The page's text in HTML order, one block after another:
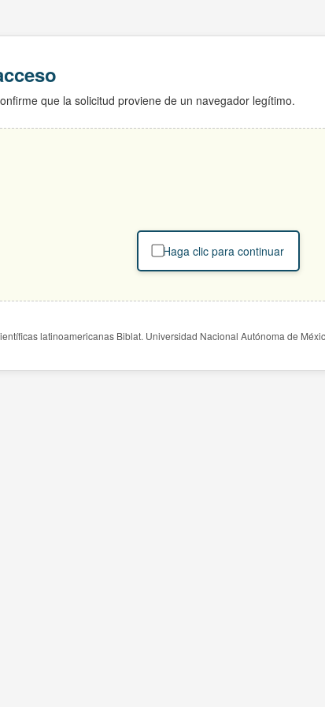
que la solicitud proviene de un navegador legítimo.
Haga clic para continuar
latinoamericanas Biblat. Universidad Nacional Autónoma de